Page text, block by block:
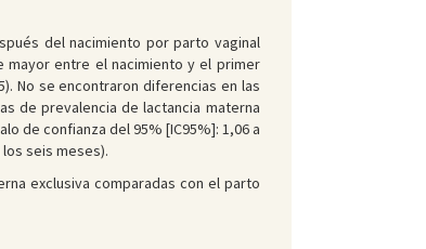
del nacimiento por parto vaginal
mayor entre el nacimiento y el primer
No se encontraron diferencias en las
de prevalencia de lactancia materna
de confianza del 95% [IC95%]: 1,06 a
los seis meses).
exclusiva comparadas con el parto